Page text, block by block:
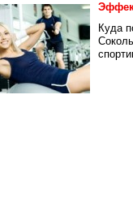
Куда